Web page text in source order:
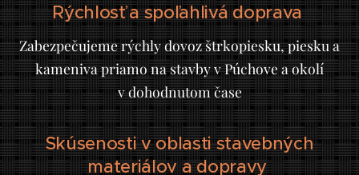
Rýchlosť a spoľahlivá doprava
Zabezpečujeme rýchly dovoz štrkopiesku, piesku a
kameniva priamo na stavby v Púchove a okolí
v dohodnutom čase
Skúsenosti v oblasti stavebných
materiálov a dopravy